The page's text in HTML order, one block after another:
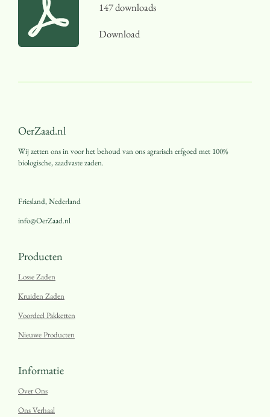
147 downloads
Download
OerZaad.nl
Wij zetten ons in voor het behoud van ons agrarisch erfgoed met 100%
biologische, zaadvaste zaden.
Friesland, Nederland
info@OerZaad.nl
Producten
Losse Zaden
Kruiden Zaden
Voordeel Pakketten
Nieuwe Producten
Informatie
Over Ons
Ons Verhaal